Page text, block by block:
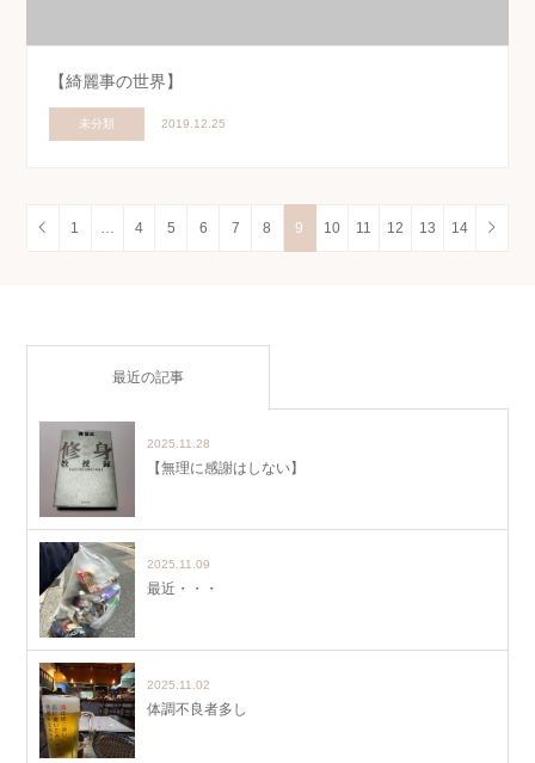
【綺麗事の世界】
未分類 2019.12.25
1 4 5 6 7 8 9 10 11 12 13 14
最近の記事
2025.11.28
【無理に感謝はしない】
2025.11.09
最近・・・
2025.11.02
体調不良者多し